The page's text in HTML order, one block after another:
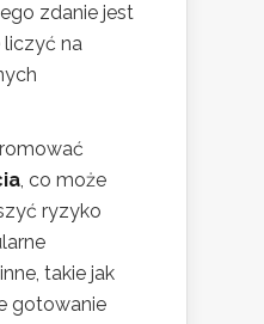
zdanie jest
liczyć na
, co może
ryzyko
takie jak
gotowanie